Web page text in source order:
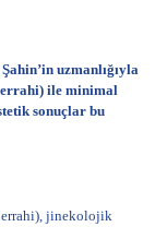
uzmanlığıyla
ile minimal
sonuçlar bu
jinekolojik